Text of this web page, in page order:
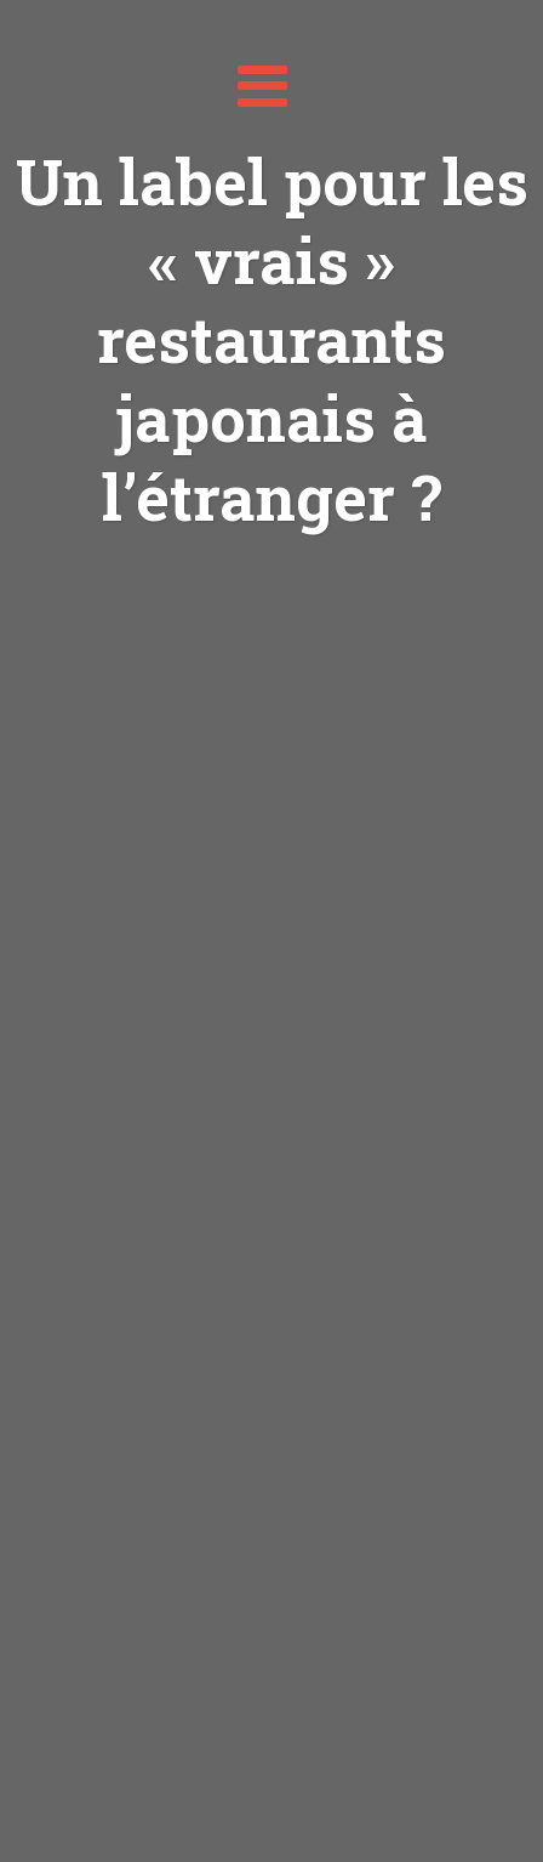
Toggle
navigation
Un label pour les
« vrais »
restaurants
japonais à
l’étranger ?